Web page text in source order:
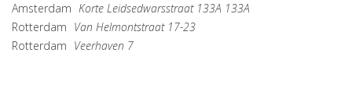
Amsterdam Korte Leidsedwarsstraat 133A 133A
Rotterdam Van Helmontstraat 17-23
Rotterdam Veerhaven 7